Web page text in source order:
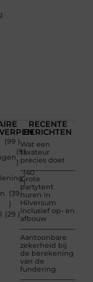
(99 )
(91
)
(40
)
(39
)
(29 )
RECENTE
BERICHTEN
Wat een
taxateur
precies doet
Grote
partytent
huren in
Hilversum
inclusief op- en
afbouw
Aantoonbare
zekerheid bij
de berekening
van de
fundering